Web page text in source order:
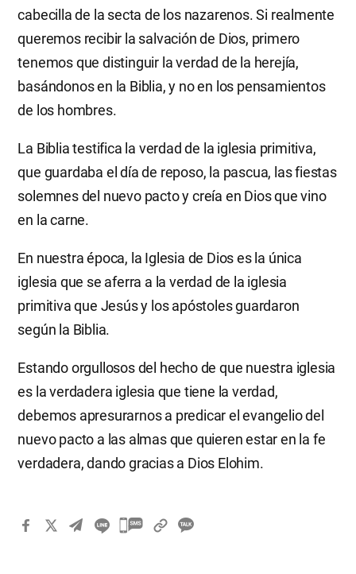
cabecilla de la secta de los nazarenos. Si realmente
queremos recibir la salvación de Dios, primero
tenemos que distinguir la verdad de la herejía,
basándonos en la Biblia, y no en los pensamientos
de los hombres.
La Biblia testifica la verdad de la iglesia primitiva,
que guardaba el día de reposo, la pascua, las fiestas
solemnes del nuevo pacto y creía en Dios que vino
en la carne.
En nuestra época, la Iglesia de Dios es la única
iglesia que se aferra a la verdad de la iglesia
primitiva que Jesús y los apóstoles guardaron
según la Biblia.
Estando orgullosos del hecho de que nuestra iglesia
es la verdadera iglesia que tiene la verdad,
debemos apresurarnos a predicar el evangelio del
nuevo pacto a las almas que quieren estar en la fe
verdadera, dando gracias a Dios Elohim.
카